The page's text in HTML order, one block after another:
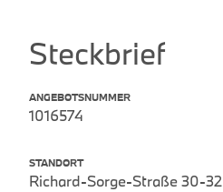
Steckbrief
ANGEBOTSNUMMER
1016574
STANDORT
Richard-Sorge-Straße 30-32